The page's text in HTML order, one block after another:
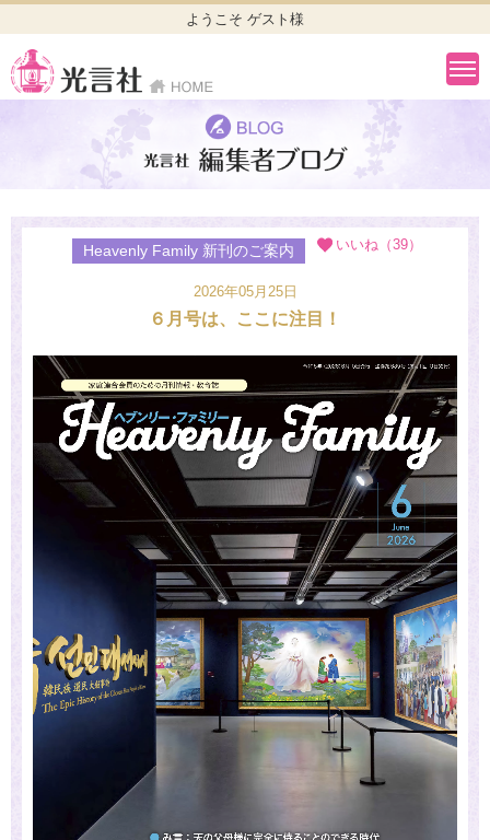
ようこそ ゲスト様
Heavenly Family 新刊のご案内 いいね（39）
2026年05月25日
６月号は、ここに注目！